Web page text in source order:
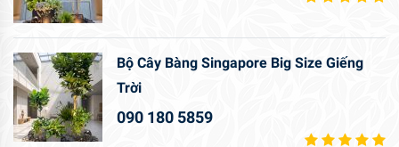
Bộ Cây Bàng Singapore Big Size Giếng
Trời
090 180 5859